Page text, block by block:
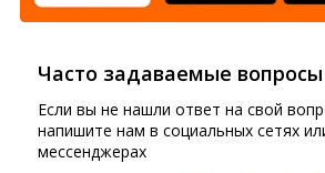
Часто задаваемые вопросы
Если вы не нашли ответ на свой
напишите нам в социальных сетях
мессенджерах